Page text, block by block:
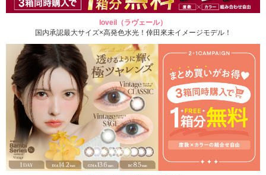
loveil（ラヴェール）
国内承認最大サイズ×高発色水光！倖田來未イメージモデル！